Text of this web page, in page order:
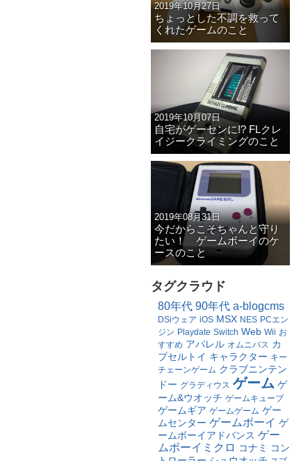
2019年10月27日
ちょっとした不調を救って
くれたゲームのこと
2019年10月07日
自宅がゲーセンに!? FLクレ
イジークライミングのこと
2019年08月31日
今だからこそちゃんと守り
たい！ ゲームボーイのケ
ースのこと
タグクラウド
80年代 90年代 a-blogcms
DSiウェア iOS MSX NES PCエン
ジン Playdate Switch Web Wii お
すすめ アパレル オムニバス カ
プセルトイ キャラクター キー
チェーンゲーム クラブニンテン
ドー グラディウス ゲーム ゲ
ーム&ウオッチ ゲームキューブ
ゲームギア ゲームゲーム ゲー
ムセンター ゲームボーイ ゲ
ームボーイアドバンス ゲー
ムボーイミクロ コナミ
コン